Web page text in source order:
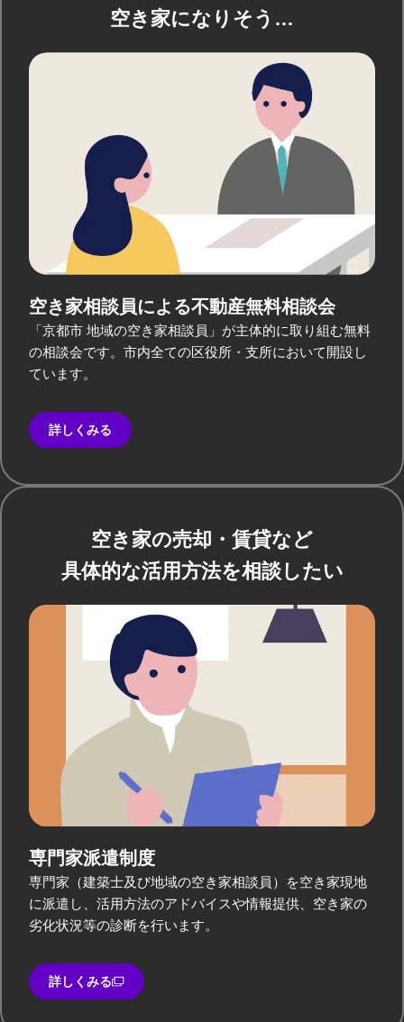
空き家になりそう…
空き家相談員による不動産無料相談会
「京都市 地域の空き家相談員」が主体的に取り組む無料
の相談会です。市内全ての区役所・支所において開設し
ています。
詳しくみる
空き家の売却・賃貸など
具体的な活用方法を相談したい
専門家派遣制度
専門家（建築士及び地域の空き家相談員）を空き家現地
に派遣し、活用方法のアドバイスや情報提供、空き家の
劣化状況等の診断を行います。
詳しくみる